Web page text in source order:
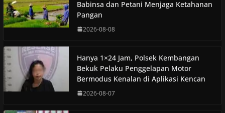
Babinsa dan Petani Menjaga Ketahanan
Pangan
2026-08-08
Hanya 1×24 Jam, Polsek Kembangan
Bekuk Pelaku Penggelapan Motor
Bermodus Kenalan di Aplikasi Kencan
2026-08-07